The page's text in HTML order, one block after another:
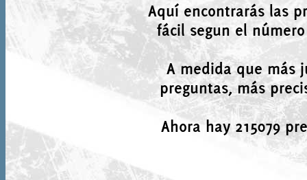
Aquí encontrarás las
fácil segun el
A medida que más
preguntas, más
Ahora hay 215079